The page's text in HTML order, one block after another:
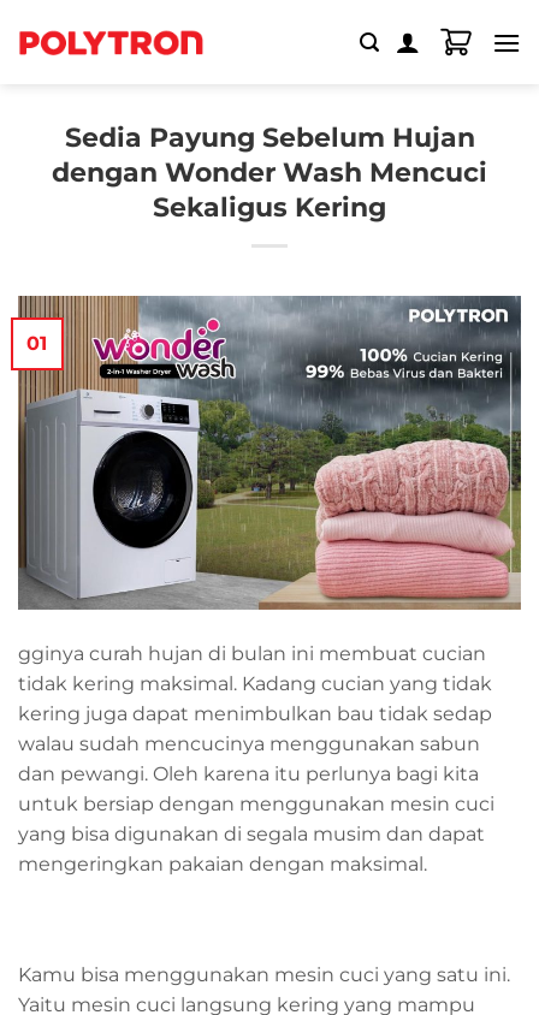
Sedia Payung Sebelum Hujan
dengan Wonder Wash Mencuci
Sekaligus Kering
01
gginya curah hujan di bulan ini membuat cucian
tidak kering maksimal. Kadang cucian yang tidak
kering juga dapat menimbulkan bau tidak sedap
walau sudah mencucinya menggunakan sabun
dan pewangi. Oleh karena itu perlunya bagi kita
untuk bersiap dengan menggunakan mesin cuci
yang bisa digunakan di segala musim dan dapat
mengeringkan pakaian dengan maksimal.
Kamu bisa menggunakan mesin cuci yang satu ini.
Yaitu mesin cuci langsung kering yang mampu